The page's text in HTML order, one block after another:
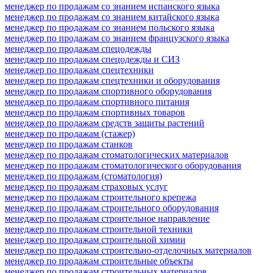
менеджер по продажам со знанием испанского языка
менеджер по продажам со знанием китайского языка
менеджер по продажам со знанием польского языка
менеджер по продажам со знанием французского языка
менеджер по продажам спецодежды
менеджер по продажам спецодежды и СИЗ
менеджер по продажам спецтехники
менеджер по продажам спецтехники и оборудования
менеджер по продажам спортивного оборудования
менеджер по продажам спортивного питания
менеджер по продажам спортивных товаров
менеджер по продажам средств защиты растений
менеджер по продажам (стажер)
менеджер по продажам станков
менеджер по продажам стоматологических материалов
менеджер по продажам стоматологического оборудования
менеджер по продажам (стоматология)
менеджер по продажам страховых услуг
менеджер по продажам строительного крепежа
менеджер по продажам строительного оборудования
менеджер по продажам строительное направление
менеджер по продажам строительной техники
менеджер по продажам строительной химии
менеджер по продажам строительно-отделочных материалов
менеджер по продажам строительные объекты